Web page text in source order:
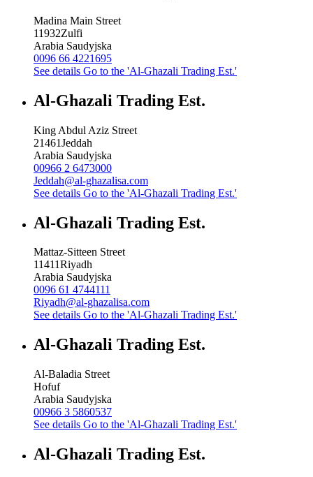
Madina Main Street
11932Zulfi
Arabia Saudyjska
0096 66 4221695
See details Go to the 'Al-Ghazali Trading Est.'
Al-Ghazali Trading Est.
King Abdul Aziz Street
21461Jeddah
Arabia Saudyjska
00966 2 6473000
Jeddah@al-ghazalisa.com
See details Go to the 'Al-Ghazali Trading Est.'
Al-Ghazali Trading Est.
Mattaz-Sitteen Street
11411Riyadh
Arabia Saudyjska
0096 61 4744111
Riyadh@al-ghazalisa.com
See details Go to the 'Al-Ghazali Trading Est.'
Al-Ghazali Trading Est.
Al-Baladia Street
Hofuf
Arabia Saudyjska
00966 3 5860537
See details Go to the 'Al-Ghazali Trading Est.'
Al-Ghazali Trading Est.